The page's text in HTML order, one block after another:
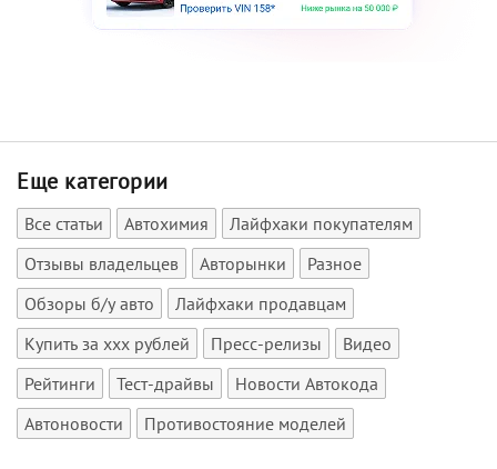
Еще категории
Все статьи Автохимия
Лайфхаки покупателям
Отзывы владельцев
Авторынки
Разное
Обзоры б/у авто
Лайфхаки продавцам
Купить за xxx рублей
Пресс-релизы
Видео
Рейтинги
Тест-драйвы
Новости Автокода
Автоновости
Противостояние моделей